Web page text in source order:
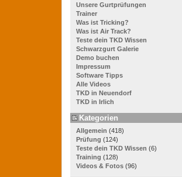
Unsere Gurtprüfungen
Trainer
Was ist Tricking?
Was ist Air Track?
Teste dein TKD Wissen
Schwarzgurt Galerie
Demo buchen
Impressum
Software Tipps
Alle Videos
TKD in Neuendorf
TKD in Irlich
Kategorien
Allgemein (418)
Prüfung (124)
Teste dein TKD Wissen (6)
Training (128)
Videos & Fotos (96)